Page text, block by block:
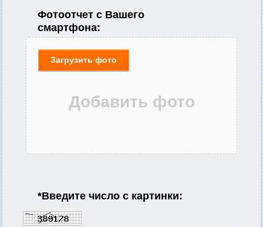
Фотоотчет с Вашего
смартфона:
Загрузить фото
*Введите число с картинки: